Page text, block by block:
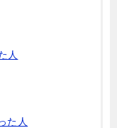
人
た人